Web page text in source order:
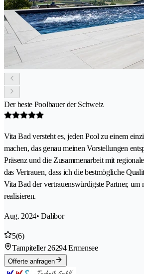
Der beste Poolbauer der Schweiz
Vita Bad versteht es, jeden Pool zu einem
machen, das genau meinen Vorstellungen
Präsenz und die Zusammenarbeit mit
das Vertrauen, dass ich die bestmögliche
Vita Bad der vertrauenswürdigste Partner, um
realisieren.
Aug. 2024• Dalibor
5(6)
Tampiteller 26294 Ermensee
Offerte anfragen